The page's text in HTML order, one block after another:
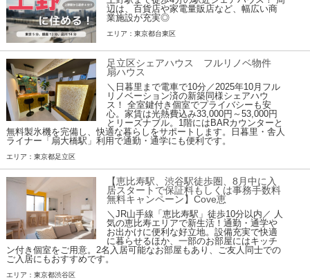
辺は、百貨店や家電量販店など、幅広い商
業施設が充実◎
エリア：東京都台東区
足立区シェアハウス フルリノベ物件
扇ハウス
＼日暮里まで電車で10分／2025年10月フル
リノベーション済の新築同様シェアハウ
ス！ 全室鍵付き個室でプライバシーも安
心。家賃は光熱費込み33,000円～53,000円
とリーズナブル。1階にはBARカウンターと
無料製氷機を完備し、快適な暮らしをサポートします。日暮里・舎人
ライナー「扇大橋駅」利用で通勤・通学にも便利です。
エリア：東京都足立区
【恵比寿駅、渋谷駅徒歩圏、8月中に入
居スタートで保証料もしくは事務手数料
無料キャンペーン】Cove恵
＼JR山手線「恵比寿駅」徒歩10分以内／ 人
気の恵比寿エリアで新生活！通勤・通学や
お出かけに便利な好立地。設備充実で快適
に暮らせるほか、一部のお部屋にはキッチ
ン付き個室をご用意。2名入居可能なお部屋もあり、ご友人同士での
ご入居にもおすすめです。
エリア：東京都渋谷区